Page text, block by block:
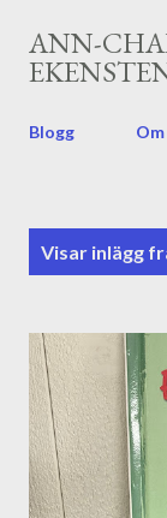
ANN-
Blogg
Visar inlägg